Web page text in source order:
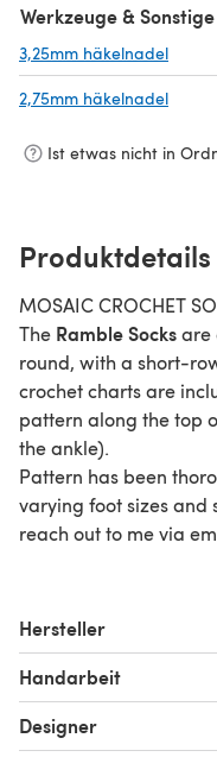
Werkzeuge &
3,25mm häkelnadel
2,75mm häkelnadel
Ist etwas nicht in
Produktdetails
MOSAIC CROCHET
The Ramble Socksare
round, with a short-
crochet charts are
pattern along the top
the ankle).
Pattern has been
varying foot sizes and
reach out to me via
Hersteller
Handarbeit
Designer